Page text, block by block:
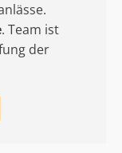
. Team ist
der